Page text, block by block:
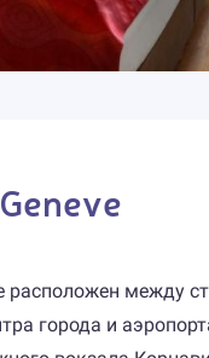
расположен между
города и